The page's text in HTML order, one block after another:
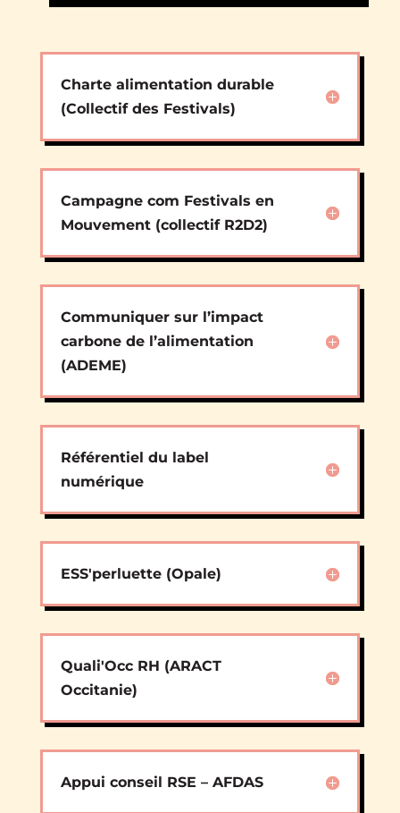
Charte alimentation durable
(Collectif des Festivals)
Campagne com Festivals en
Mouvement (collectif R2D2)
Communiquer sur l’impact
carbone de l’alimentation
(ADEME)
Référentiel du label
numérique
ESS'perluette (Opale)
Quali'Occ RH (ARACT
Occitanie)
Appui conseil RSE – AFDAS